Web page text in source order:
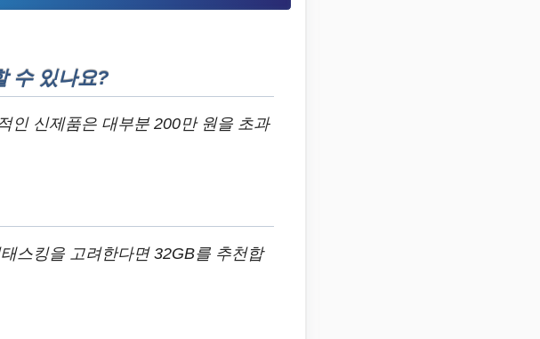
수 있나요?
인 신제품은 대부분 200만 원을 초과
스킹을 고려한다면 32GB를 추천합